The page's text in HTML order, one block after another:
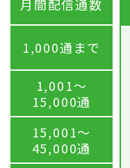
月間配信通数
1,000通まで
1,001〜
15,000通
15,001〜
45,000通